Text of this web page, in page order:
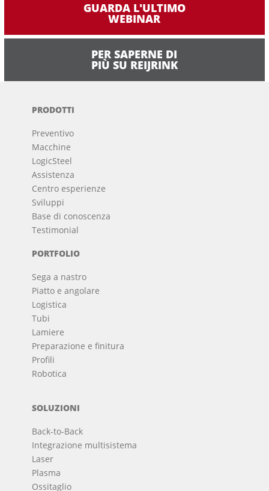
GUARDA L'ULTIMO
WEBINAR
PER SAPERNE DI
PIÙ SU REIJRINK
PRODOTTI
Preventivo
Macchine
LogicSteel
Assistenza
Centro esperienze
Sviluppi
Base di conoscenza
Testimonial
PORTFOLIO
Sega a nastro
Piatto e angolare
Logistica
Tubi
Lamiere
Preparazione e finitura
Profili
Robotica
SOLUZIONI
Back-to-Back
Integrazione multisistema
Laser
Plasma
Ossitaglio